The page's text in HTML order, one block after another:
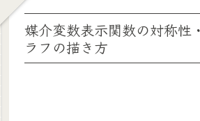
媒介変数表示関数の対称性
ラフの描き方